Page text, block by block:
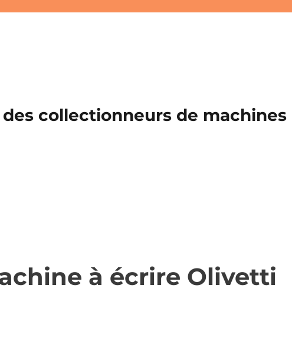
collectionneurs de
à écrire Olivetti